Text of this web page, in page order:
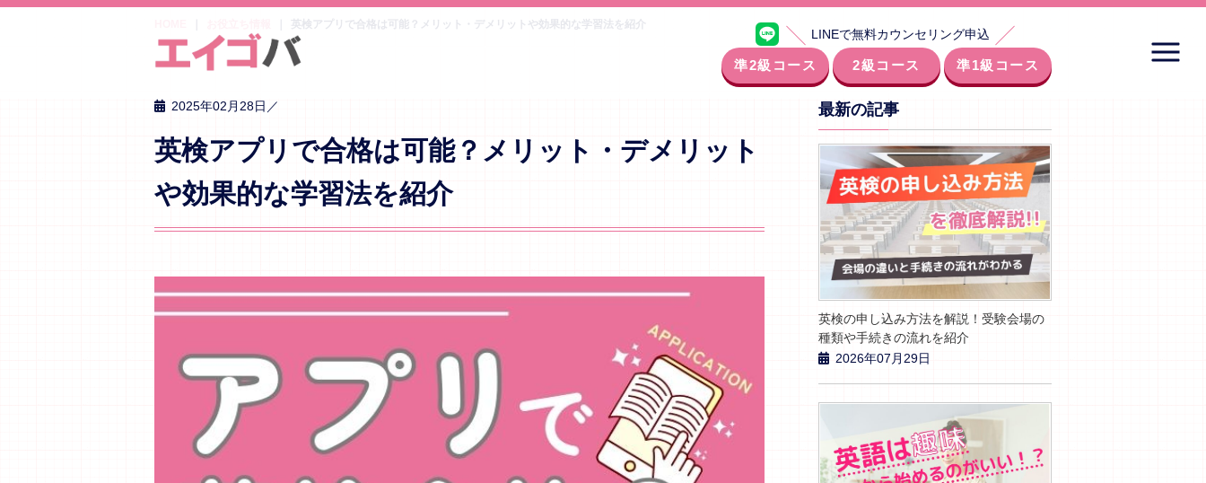
LINEで無料カウンセリング申込
準2級コース 2級コース 準1級コース
英検アプリで合格は可能？メリット・デメリットや効果的な学習法を紹介
2025年02月28日／
英検アプリで合格は可能？メリット・デメリット
や効果的な学習法を紹介
最新の記事
英検の申し込み方法を解説！受験会場の
種類や手続きの流れを紹介
2026年07月29日